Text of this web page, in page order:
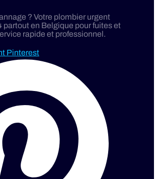
? Votre plombier urgent
partout en Belgique pour fuites et
rapide et professionnel.
Pinterest